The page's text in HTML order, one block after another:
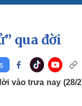
qua đời
vào trưa nay (28/